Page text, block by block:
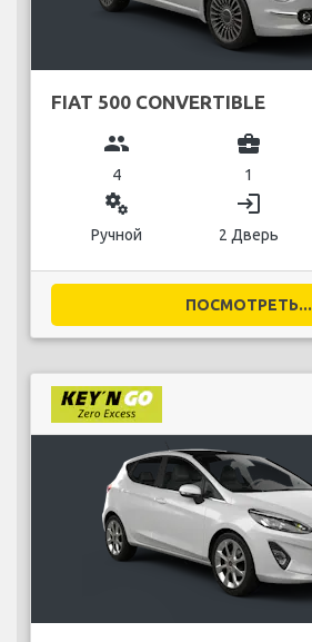
FIAT 500 CONVERTIBLE
group
4
business_center
1
miscellaneous_services
Ручной
login
2 Дверь
ПОСМОТРЕТЬ...